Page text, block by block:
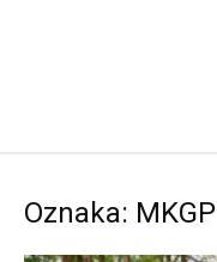
Oznaka: MKGP